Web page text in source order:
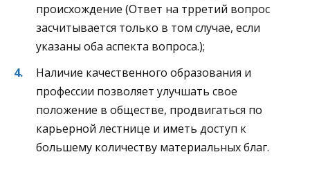
происхождение (Ответ на трретий вопрос
засчитывается только в том случае, если
указаны оба аспекта вопроса.);
Наличие качественного образования и
профессии позволяет улучшать свое
положение в обществе, продвигаться по
карьерной лестнице и иметь доступ к
большему количеству материальных благ.